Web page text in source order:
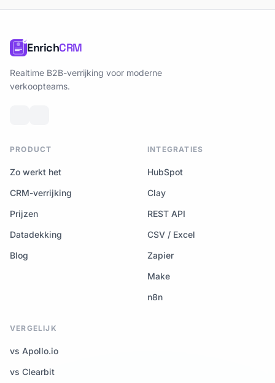
EnrichCRM
Realtime B2B-verrijking voor moderne
verkoopteams.
PRODUCT
Zo werkt het
CRM-verrijking
Prijzen
Datadekking
Blog
INTEGRATIES
HubSpot
Clay
REST API
CSV / Excel
Zapier
Make
n8n
VERGELIJK
vs Apollo.io
vs Clearbit